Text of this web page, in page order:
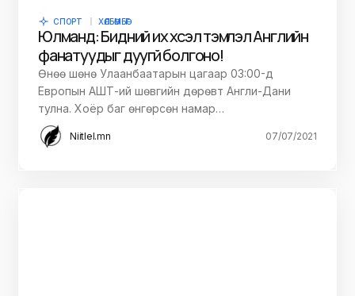
СПОРТ ХӨЛБӨМБӨГ
Юлманд: Бидний их хүсэл тэмүүлэл Английн
фанатуудыг дуугүй болгоно!
Өнөө шөнө Улаанбаатарын цагаар 03:00-д
Европын АШТ-ий шөвгийн дөрөвт Англи-Дани
тулна. Хоёр баг өнгөрсөн намар…
Niitlel.mn 07/07/2021